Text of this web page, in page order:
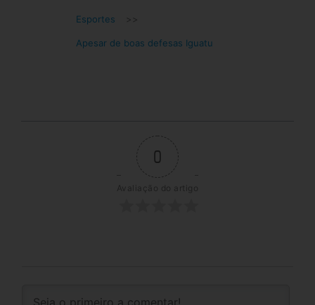
Esportes >>
Apesar de boas defesas Iguatu
0
Avaliação do artigo